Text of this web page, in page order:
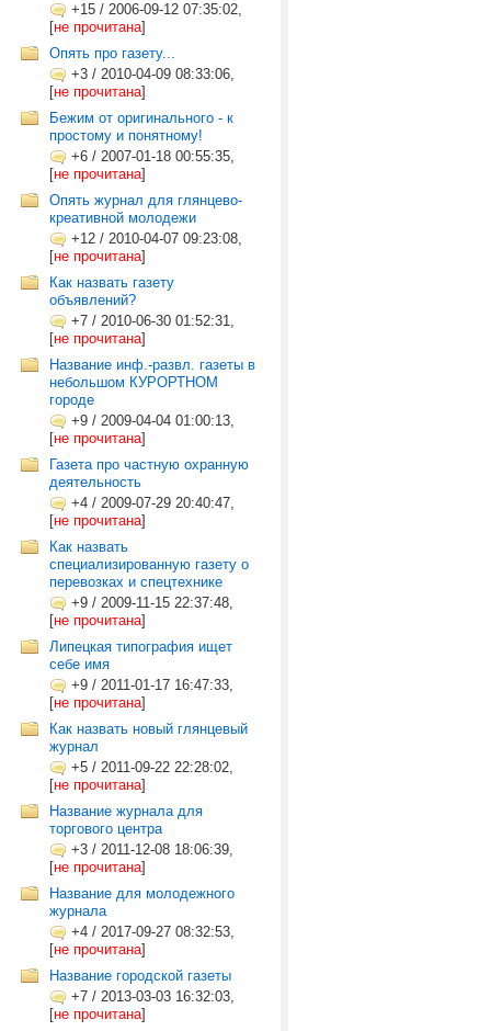
+15 / 2006-09-12 07:35:02,
[не прочитана]
Опять про газету...
+3 / 2010-04-09 08:33:06,
[не прочитана]
Бежим от оригинального - к
простому и понятному!
+6 / 2007-01-18 00:55:35,
[не прочитана]
Опять журнал для глянцево-
креативной молодежи
+12 / 2010-04-07 09:23:08,
[не прочитана]
Как назвать газету
объявлений?
+7 / 2010-06-30 01:52:31,
[не прочитана]
Название инф.-развл. газеты в
небольшом КУРОРТНОМ
городе
+9 / 2009-04-04 01:00:13,
[не прочитана]
Газета про частную охранную
деятельность
+4 / 2009-07-29 20:40:47,
[не прочитана]
Как назвать
специализированную газету о
перевозках и спецтехнике
+9 / 2009-11-15 22:37:48,
[не прочитана]
Липецкая типография ищет
себе имя
+9 / 2011-01-17 16:47:33,
[не прочитана]
Как назвать новый глянцевый
журнал
+5 / 2011-09-22 22:28:02,
[не прочитана]
Название журнала для
торгового центра
+3 / 2011-12-08 18:06:39,
[не прочитана]
Название для молодежного
журнала
+4 / 2017-09-27 08:32:53,
[не прочитана]
Название городской газеты
+7 / 2013-03-03 16:32:03,
[не прочитана]